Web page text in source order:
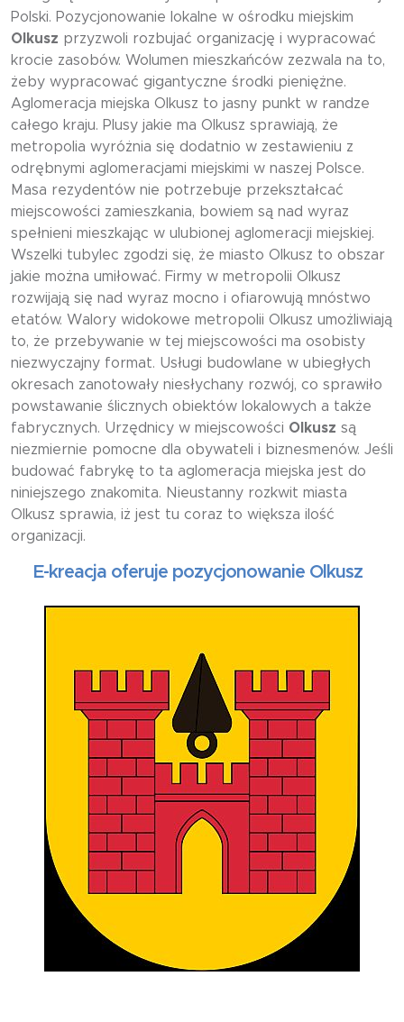
Polski. Pozycjonowanie lokalne w ośrodku miejskim
Olkusz przyzwoli rozbujać organizację i wypracować
krocie zasobów. Wolumen mieszkańców zezwala na to,
żeby wypracować gigantyczne środki pieniężne.
Aglomeracja miejska Olkusz to jasny punkt w randze
całego kraju. Plusy jakie ma Olkusz sprawiają, że
metropolia wyróżnia się dodatnio w zestawieniu z
odrębnymi aglomeracjami miejskimi w naszej Polsce.
Masa rezydentów nie potrzebuje przekształcać
miejscowości zamieszkania, bowiem są nad wyraz
spełnieni mieszkając w ulubionej aglomeracji miejskiej.
Wszelki tubylec zgodzi się, że miasto Olkusz to obszar
jakie można umiłować. Firmy w metropolii Olkusz
rozwijają się nad wyraz mocno i ofiarowują mnóstwo
etatów. Walory widokowe metropolii Olkusz umożliwiają
to, że przebywanie w tej miejscowości ma osobisty
niezwyczajny format. Usługi budowlane w ubiegłych
okresach zanotowały niesłychany rozwój, co sprawiło
powstawanie ślicznych obiektów lokalowych a także
fabrycznych. Urzędnicy w miejscowości Olkusz są
niezmiernie pomocne dla obywateli i biznesmenów. Jeśli
budować fabrykę to ta aglomeracja miejska jest do
niniejszego znakomita. Nieustanny rozkwit miasta
Olkusz sprawia, iż jest tu coraz to większa ilość
organizacji.
kreacja oferuje pozycjonowanie Olkusz